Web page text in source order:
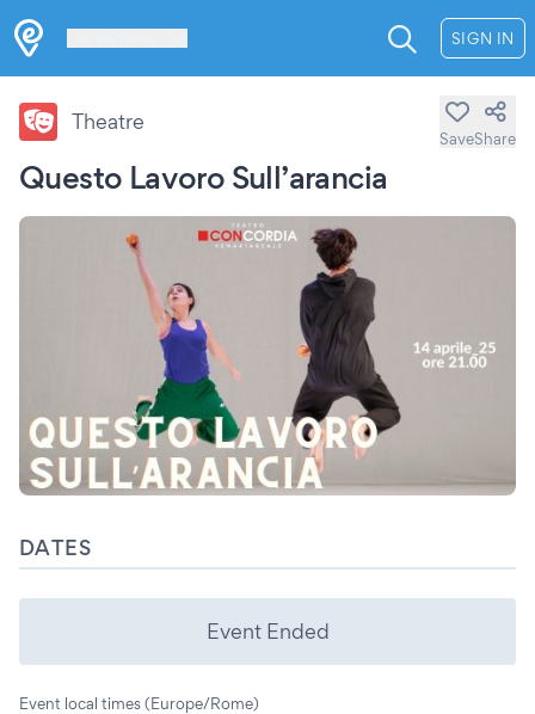
SIGN IN
Questo Lavoro Sull’arancia
Theatre
SaveShare
DATES
Event Ended
Event local times (Europe/Rome)